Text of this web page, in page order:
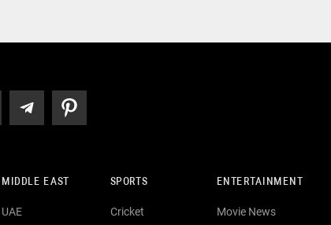
MIDDLE EAST
UAE
SPORTS
Cricket
ENTERTAINMENT
Movie News